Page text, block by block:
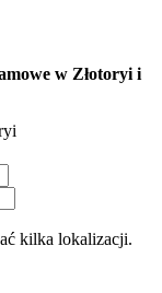
w Złotoryi i
kilka lokalizacji.